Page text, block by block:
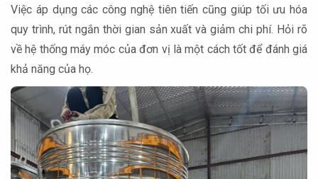
Việc áp dụng các công nghệ tiên tiến cũng giúp tối ưu hóa
quy trình, rút ngắn thời gian sản xuất và giảm chi phí. Hỏi rõ
về hệ thống máy móc của đơn vị là một cách tốt để đánh giá
khả năng của họ.